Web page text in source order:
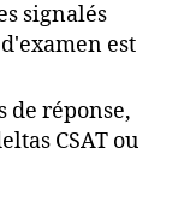
signalés
est
de réponse,
CSAT ou